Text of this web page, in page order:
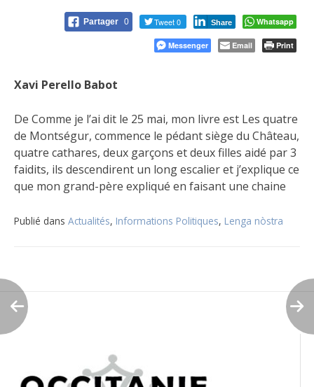
Partager 0 Tweet 0 Share Whatsapp
Messenger Email Print
Xavi Perello Babot
De Comme je l’ai dit le 25 mai, mon livre est Les quatre
de Montségur, commence le pédant siège du Château,
quatre cathares, deux garçons et deux filles aidé par 3
faidits, ils descendirent un long escalier et j’explique ce
que mon grand-père expliqué en faisant une chaine
Publié dans Actualités, Informations Politiques, Lenga nòstra
de
l’article